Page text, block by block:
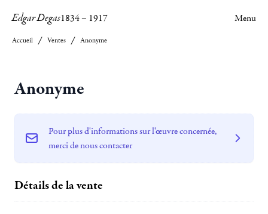
Edgar Degas1834– 1917 Menu
Accueil Ventes Anonyme
Anonyme
Pour plus d'informations sur l'œuvre concernée,
merci de nous contacter
Détails de la vente